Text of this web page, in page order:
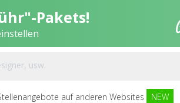
Pakets!
auf anderen Websites NEW